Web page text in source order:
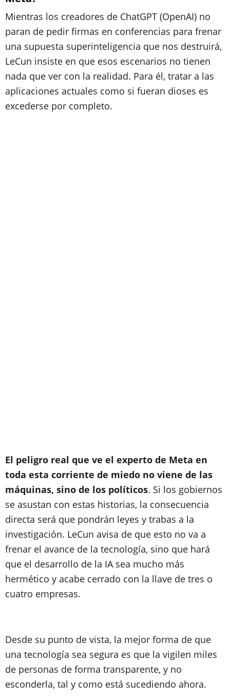
Mientras los creadores de ChatGPT (OpenAI) no
paran de pedir firmas en conferencias para frenar
una supuesta superinteligencia que nos destruirá,
LeCun insiste en que esos escenarios no tienen
nada que ver con la realidad. Para él, tratar a las
aplicaciones actuales como si fueran dioses es
excederse por completo.
El peligro real que ve el experto de Meta en
toda esta corriente de miedo no viene de las
máquinas, sino de los políticos. Si los gobiernos
se asustan con estas historias, la consecuencia
directa será que pondrán leyes y trabas a la
investigación. LeCun avisa de que esto no va a
frenar el avance de la tecnología, sino que hará
que el desarrollo de la IA sea mucho más
hermético y acabe cerrado con la llave de tres o
cuatro empresas.
Desde su punto de vista, la mejor forma de que
una tecnología sea segura es que la vigilen miles
de personas de forma transparente, y no
esconderla, tal y como está sucediendo ahora.